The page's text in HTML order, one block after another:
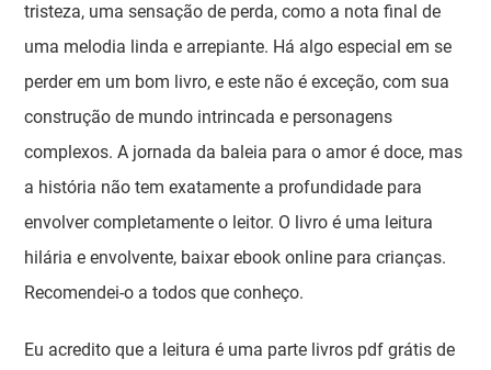
tristeza, uma sensação de perda, como a nota final de
uma melodia linda e arrepiante. Há algo especial em se
perder em um bom livro, e este não é exceção, com sua
construção de mundo intrincada e personagens
complexos. A jornada da baleia para o amor é doce, mas
a história não tem exatamente a profundidade para
envolver completamente o leitor. O livro é uma leitura
hilária e envolvente, baixar ebook online para crianças.
Recomendei-o a todos que conheço.
Eu acredito que a leitura é uma parte livros pdf grátis de